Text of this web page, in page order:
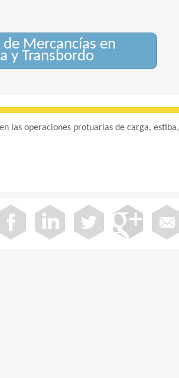
Mercancías en
y Transbordo
las operaciones protuarias de carga, estiba,